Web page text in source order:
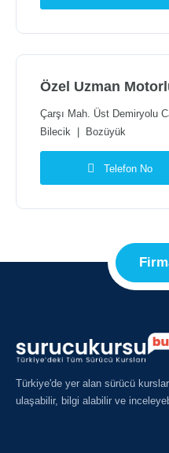
Çarşı Mah. Üst Demiryolu
Bilecik
Bozüyük
Telefon No
Türkiye'de yer alan sürücü
ulaşabilir, bilgi alabilir ve